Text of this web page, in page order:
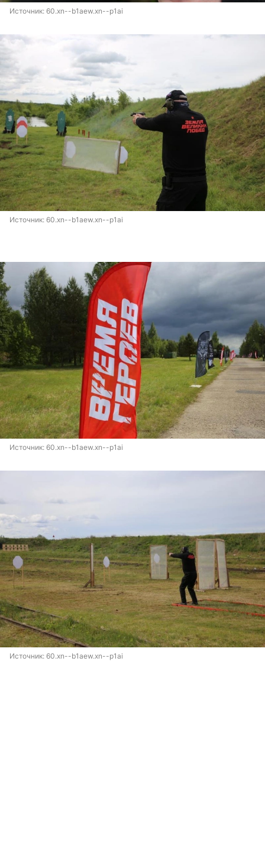
Источник: 60.xn--b1aew.xn--p1ai
Источник: 60.xn--b1aew.xn--p1ai
Источник: 60.xn--b1aew.xn--p1ai
Источник: 60.xn--b1aew.xn--p1ai